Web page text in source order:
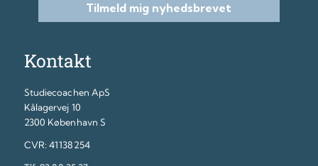
Tilmeld mig nyhedsbrevet
Kontakt
Studiecoachen ApS
Kålagervej 10
2300 København S
CVR: 41138254